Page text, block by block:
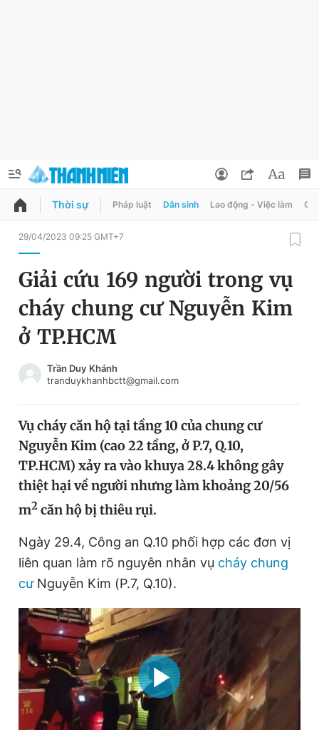
QUẢNG CÁO
Chuyên mục
Chuyên mục khác
Chào ngày mới
Video Magazine
Sản phẩm khác
Tiện ích Bạn cần biết
Thông tin tòa soạn Liên hệ quảng cáo
Đọc Thanh Niên trên điện thoại
Đổi mật khẩu
Tin đã lưu
Đăng xuất
Thời sự Pháp luật Dân sinh Lao động - Việc làm
29/04/2023 09:25 GMT+7
Giải cứu 169 người trong vụ
cháy chung cư Nguyễn Kim
ở TP.HCM
Trần Duy Khánh
tranduykhanhbctt@gmail.com
Vụ cháy căn hộ tại tầng 10 của chung cư
Nguyễn Kim (cao 22 tầng, ở P.7, Q.10,
TP.HCM) xảy ra vào khuya 28.4 không gây
thiệt hại về người nhưng làm khoảng 20/56
m2 căn hộ bị thiêu rụi.
Ngày 29.4, Công an Q.10 phối hợp các đơn vị
liên quan làm rõ nguyên nhân vụ cháy chung
cưNguyễn Kim (P.7, Q.10).